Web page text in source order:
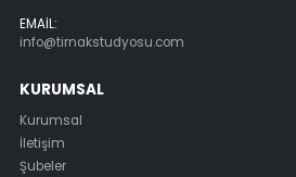
EMAIL:
info@tirnakstudyosu.com
KURUMSAL
Kurumsal
İletişim
Şubeler